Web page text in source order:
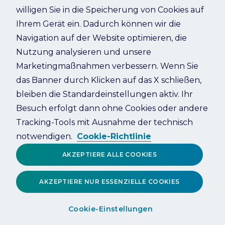
Refresh
willigen Sie in die Speicherung von Cookies auf
Ihrem Gerät ein. Dadurch können wir die
Navigation auf der Website optimieren, die
Nutzung analysieren und unsere
Marketingmaßnahmen verbessern. Wenn Sie
das Banner durch Klicken auf das X schließen,
bleiben die Standardeinstellungen aktiv. Ihr
Besuch erfolgt dann ohne Cookies oder andere
Tracking-Tools mit Ausnahme der technisch
notwendigen. Cookie-Richtlinie
Cookie-Einstellungen
AKZEPTIERE NUR ESSENZIELLE COOKIES
AKZEPTIERE ALLE COOKIES